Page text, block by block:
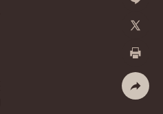
加入好
列印